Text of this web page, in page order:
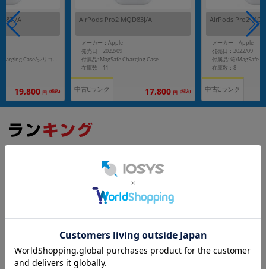
A
付属品: 箱/MagSafe Charging Case/シリコーン製イヤーチップ(4サイズ)/Lightning - USB-Cケーブル/マニュアル
19,800 円 (税込)
AirPods Pro2 MQD83J/A
メーカー：Apple
発売日：2022/09
付属品: MagSafe Charging Case
在庫数：11
中古Cランク 17,800 円 (税込)
AirPods Pro2
メーカー：Apple
発売日：2022/09
在庫数：8
中古Cランク